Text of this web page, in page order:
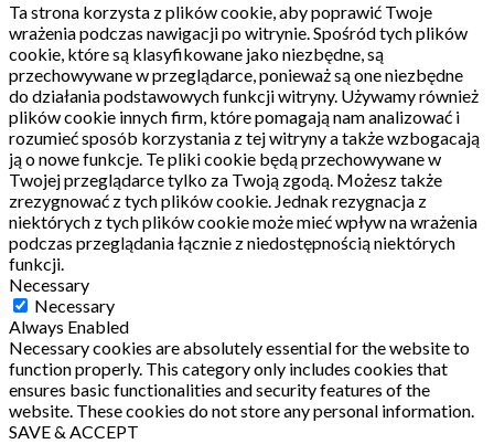
Ta strona korzysta z plików cookie, aby poprawić Twoje
wrażenia podczas nawigacji po witrynie.Spośród tych plików
cookie, które są klasyfikowane jako niezbędne, są
przechowywane w przeglądarce, ponieważ są one niezbędne
do działania podstawowych funkcji witryny. Używamy również
plików cookie innych firm, które pomagają nam analizować i
rozumieć sposób korzystania z tej witryny a także wzbogacają
ją o nowe funkcje. Te pliki cookie będą przechowywane w
Twojej przeglądarce tylko za Twoją zgodą. Możesz także
zrezygnować z tych plików cookie. Jednak rezygnacja z
niektórych z tych plików cookie może mieć wpływ na wrażenia
podczas przeglądania łącznie z niedostępnością niektórych
funkcji.
Necessary
Necessary
Always Enabled
Necessary cookies are absolutely essential for the website to
function properly. This category only includes cookies that
ensures basic functionalities and security features of the
website. These cookies do not store any personal information.
SAVE & ACCEPT